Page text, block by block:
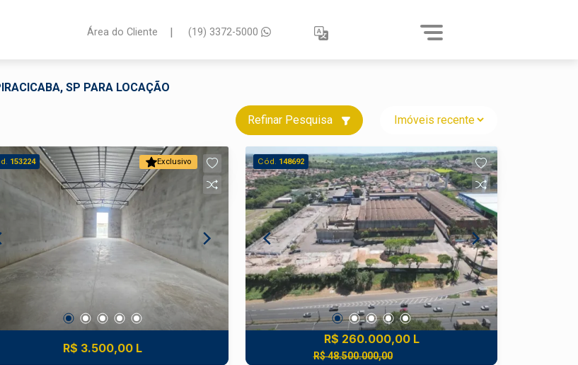
Área do Cliente | (19) 3372-5000
SP PARA LOCAÇÃO
Refinar Pesquisa
Exclusivo
153224
R$ 3.500,00 L
Cód. 148692
R$ 260.000,00 L
R$ 48.500.000,00